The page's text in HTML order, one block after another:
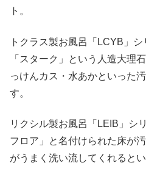
ト。
トクラス製お風呂「LCYB」
「スターク」という人造大理
っけんカス・水あかといった
す。
リクシル製お風呂「LEIB」シ
フロア」と名付けられた床が
がうまく洗い流してくれるとい